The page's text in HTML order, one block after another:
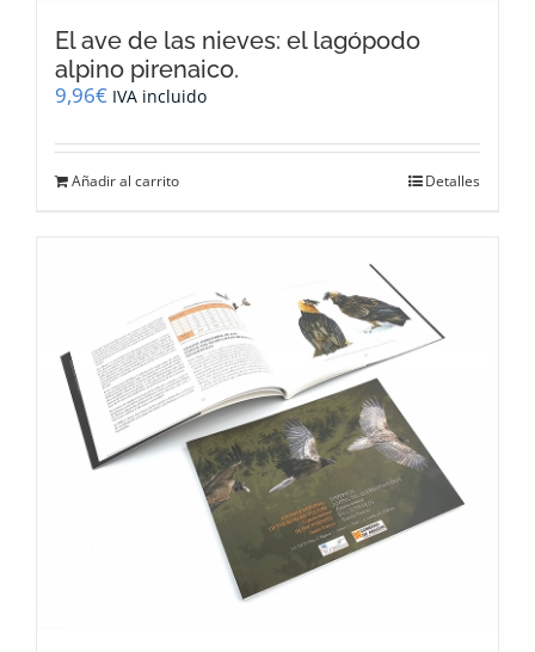
El ave de las nieves: el lagópodo
alpino pirenaico.
9,96€ IVA incluido
Añadir al carrito Detalles